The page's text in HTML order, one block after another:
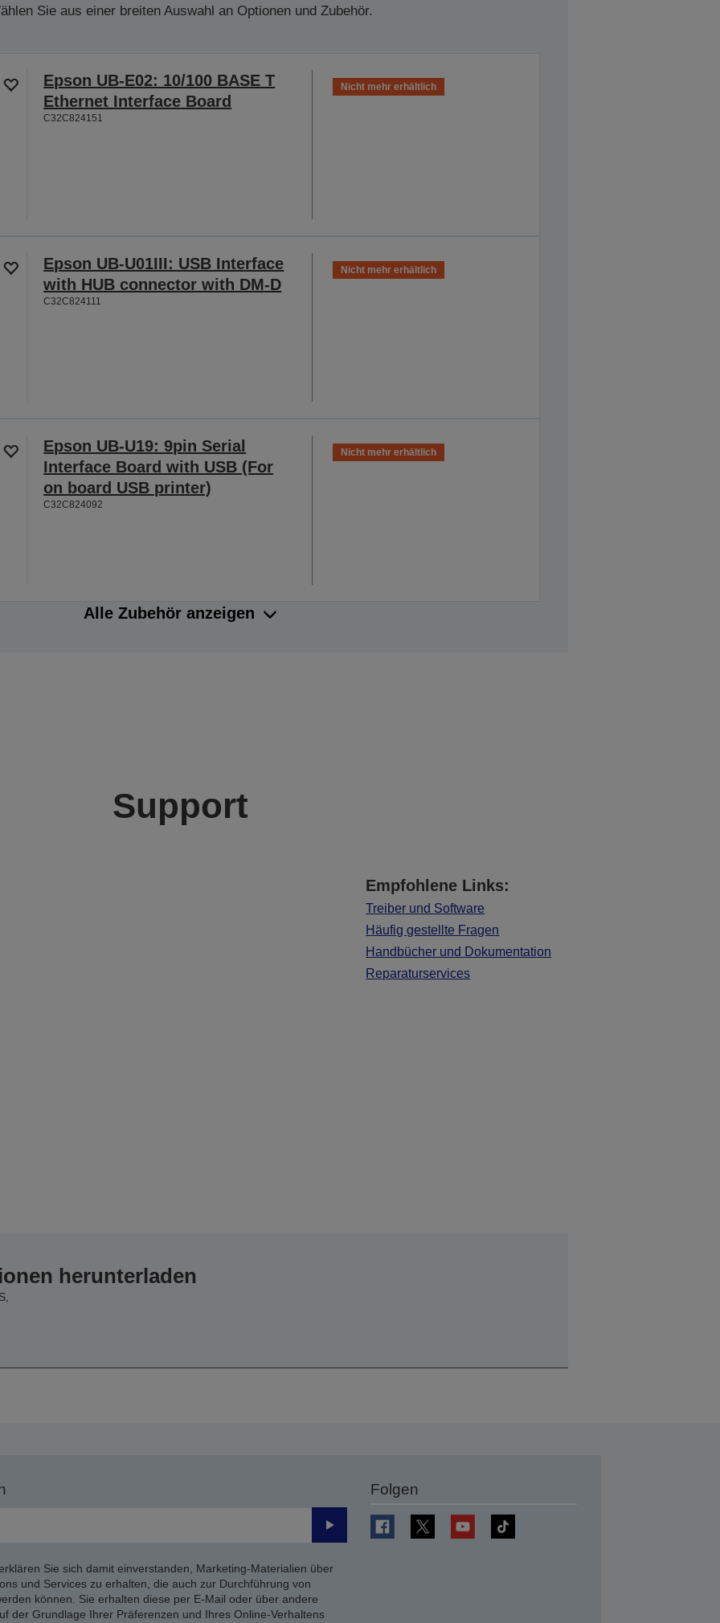
Sie aus einer breiten Auswahl an Optionen und Zubehör.
Epson UB-E02: 10/100 BASE T
Ethernet Interface Board
C32C824151
Nicht mehr erhältlich
Epson UB-U01III: USB Interface
with HUB connector with DM-D
C32C824111
Nicht mehr erhältlich
Epson UB-U19: 9pin Serial
Interface Board with USB (For
on board USB printer)
C32C824092
Nicht mehr erhältlich
Alle Zubehör anzeigen
Support
Empfohlene Links:
Treiber und Software
Häufig gestellte Fragen
Handbücher und Dokumentation
Reparaturservices
herunterladen
Senden
Sie sich damit einverstanden, Marketing-Materialien über
und Services zu erhalten, die auch zur Durchführung von
können. Sie erhalten diese per E-Mail oder über andere
der Grundlage Ihrer Präferenzen und Ihres Online-Verhaltens
Folgen